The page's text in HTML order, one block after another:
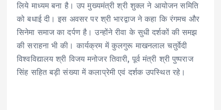
लिये माध्यम बना है। उप मुख्यमंत्री श्री शुक्ल ने आयोजन समिति
को बधाई दी। इस अवसर पर श्री भारद्वाज ने कहा कि रंगमच और
सिनेमा समाज का दर्पण है। उन्होंने रीवा के सुधी दर्शकों की समझ
की सराहना भी की। कार्यक्रम में कुलगुरू माखनलाल चतुर्वेदी
विश्वविद्यालय श्री विजय मनोजर तिवारी, पूर्व मंत्री श्री पुष्पराज
सिंह सहित बड़ी संख्या में कलाप्रेमी एवं दर्शक उपस्थित रहे।